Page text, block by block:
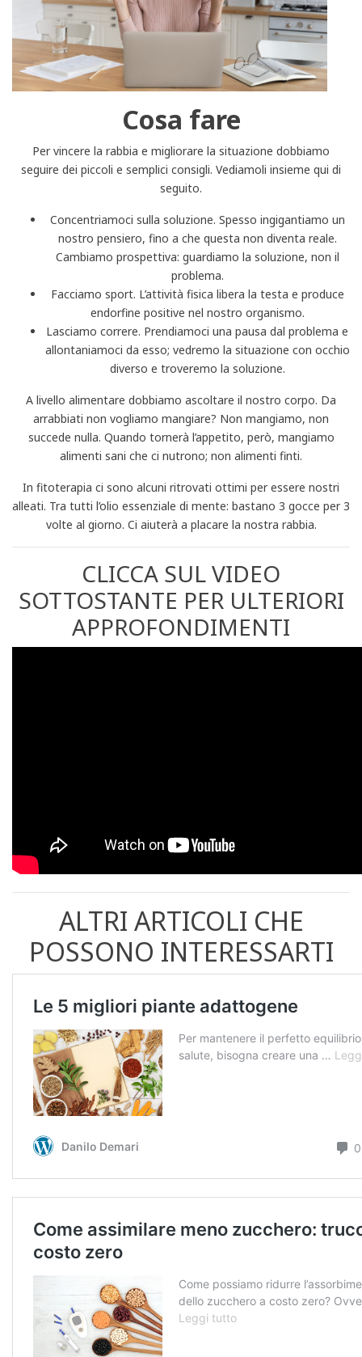
Cosa fare
Per vincere la rabbia e migliorare la situazione dobbiamo
seguire dei piccoli e semplici consigli. Vediamoli insieme qui di
seguito.
Concentriamoci sulla soluzione. Spesso ingigantiamo un
nostro pensiero, fino a che questa non diventa reale.
Cambiamo prospettiva: guardiamo la soluzione, non il
problema.
Facciamo sport. L’attività fisica libera la testa e produce
endorfine positive nel nostro organismo.
Lasciamo correre. Prendiamoci una pausa dal problema e
allontaniamoci da esso; vedremo la situazione con occhio
diverso e troveremo la soluzione.
A livello alimentare dobbiamo ascoltare il nostro corpo. Da
arrabbiati non vogliamo mangiare? Non mangiamo, non
succede nulla. Quando tornerà l’appetito, però, mangiamo
alimenti sani che ci nutrono; non alimenti finti.
In fitoterapia ci sono alcuni ritrovati ottimi per essere nostri
alleati. Tra tutti l’olio essenziale di mente: bastano 3 gocce per 3
volte al giorno. Ci aiuterà a placare la nostra rabbia.
CLICCA SUL VIDEO
SOTTOSTANTE PER ULTERIORI
APPROFONDIMENTI
ALTRI ARTICOLI CHE
POSSONO INTERESSARTI